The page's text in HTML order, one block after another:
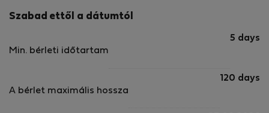
Szabad ettől a dátumtól
Min. bérleti időtartam
5 days
A bérlet maximális hossza
120 days